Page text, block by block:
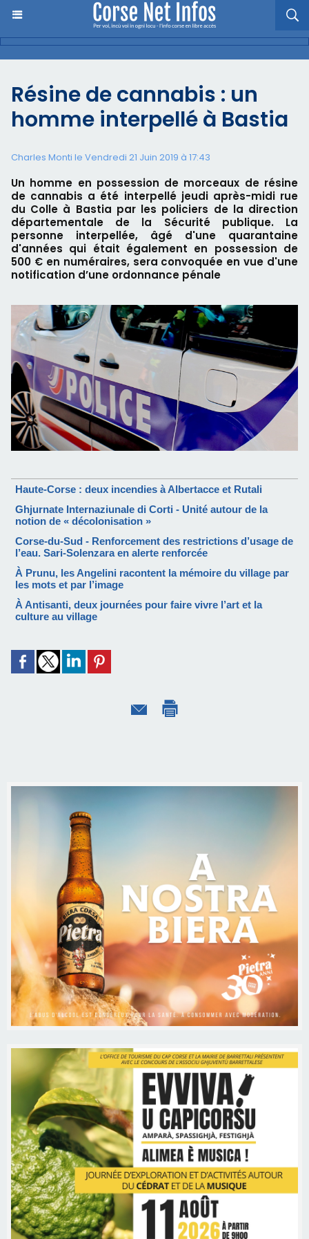
Résine de cannabis : un
homme interpellé à Bastia
Charles Monti le Vendredi 21 Juin 2019 à 17:43
Un homme en possession de morceaux de résine
de cannabis a été interpellé jeudi après-midi rue
du Colle à Bastia par les policiers de la direction
départementale de la Sécurité publique. La
personne interpellée, âgé d'une quarantaine
d'années qui était également en possession de
500 € en numéraires, sera convoquée en vue d'une
notification d’une ordonnance pénale
Haute-Corse : deux incendies à Albertacce et Rutali
Ghjurnate Internaziunale di Corti - Unité autour de la
notion de « décolonisation »
Corse-du-Sud - Renforcement des restrictions d’usage de
l’eau. Sari-Solenzara en alerte renforcée
À Prunu, les Angelini racontent la mémoire du village par
les mots et par l’image
À Antisanti, deux journées pour faire vivre l’art et la
culture au village